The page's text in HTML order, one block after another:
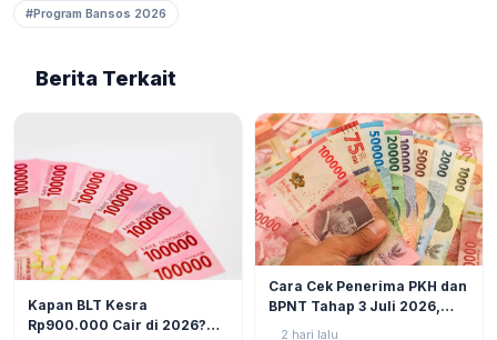
#Program Bansos 2026
Berita Terkait
Kapan BLT Kesra
Rp900.000 Cair di 2026?
Cara Cek Penerima PKH dan
BPNT Tahap 3 Juli 2026,
2 hari lalu